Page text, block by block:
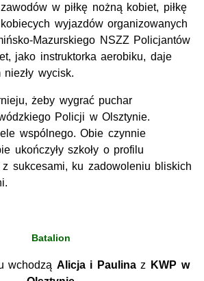
w piłkę nożną kobiet, piłkę
wyjazdów organizowanych
Mazurskiego NSZZ Policjantów
jako instruktorka aerobiku, daje
wycisk.
żeby wygrać puchar
Policji w Olsztynie.
wspólnego. Obie czynnie
ukończyły szkoły o profilu
sukcesami, ku zadowoleniu bliskich
Batalion
wchodzą Alicja i Paulinaz
KWP w